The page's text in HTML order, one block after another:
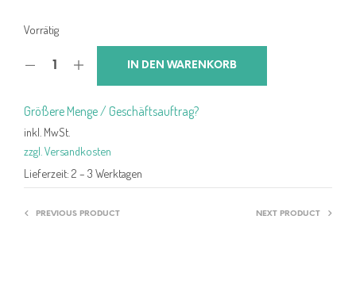
31,99 € 28,99 €.
Vorrätig
IN DEN WARENKORB
Größere Menge / Geschäftsauftrag?
inkl. MwSt.
zzgl. Versandkosten
Lieferzeit: 2 – 3 Werktagen
PREVIOUS PRODUCT NEXT PRODUCT